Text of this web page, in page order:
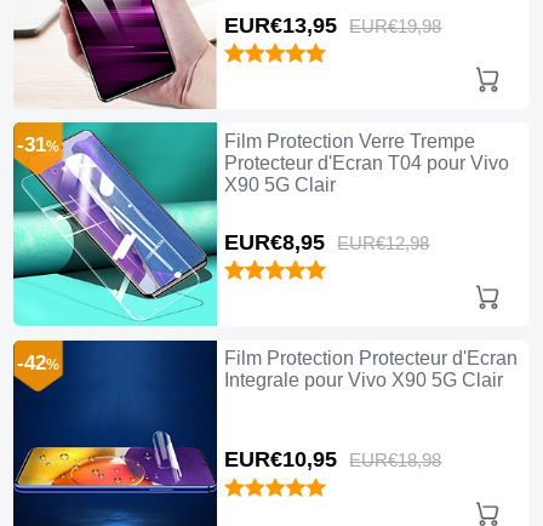
EUR€13,95 EUR€19,98
Film Protection Verre Trempe
Protecteur d'Ecran T04 pour Vivo
X90 5G Clair
EUR€8,95 EUR€12,98
-31%
Film Protection Protecteur d'Ecran
Integrale pour Vivo X90 5G Clair
EUR€10,95 EUR€18,98
-42%